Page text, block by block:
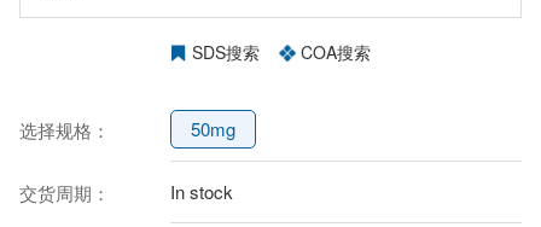
SDS搜索 COA搜索
选择规格： 50mg
交货周期： In stock